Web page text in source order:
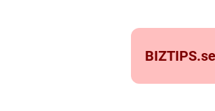
BIZTIPS.se